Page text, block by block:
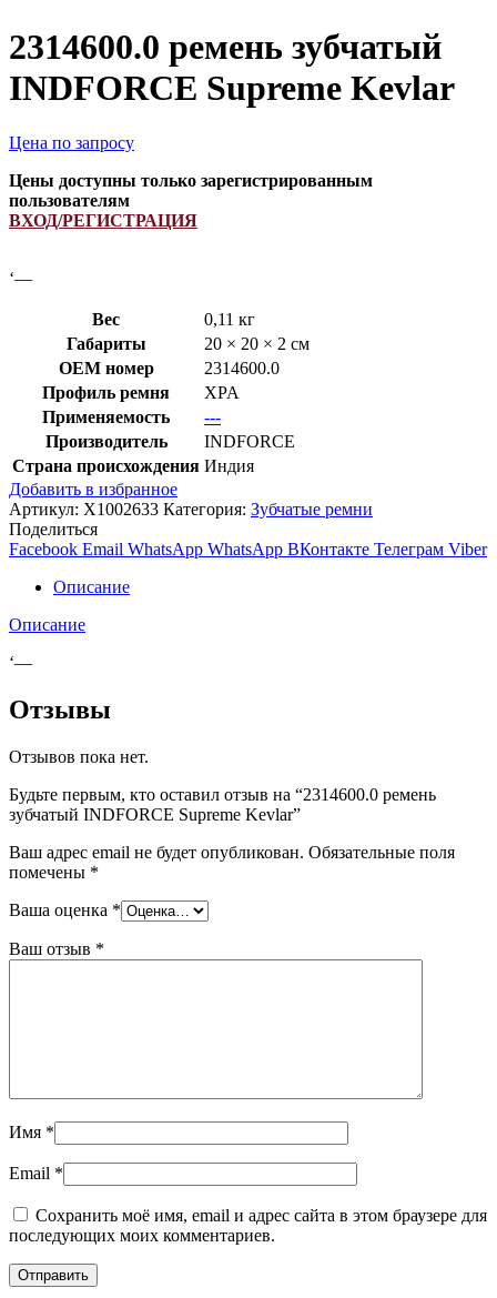
2314600.0 ремень зубчатый
INDFORCE Supreme Kevlar
Цена по запросу
Цены доступны только зарегистрированным
пользователям
ВХОД/РЕГИСТРАЦИЯ
‘—
Вес
0,11 кг
Габариты
20 × 20 × 2 см
OEM номер
2314600.0
Профиль ремня
XPA
Применяемость
---
Производитель
INDFORCE
Страна происхождения Индия
Добавить в избранное
Артикул: X1002633 Категория: Зубчатые ремни
Поделиться
Facebook Email WhatsApp WhatsApp ВКонтакте Телеграм Viber
Описание
Описание
‘—
Отзывы
Отзывов пока нет.
Будьте первым, кто оставил отзыв на “2314600.0 ремень
зубчатый INDFORCE Supreme Kevlar”
Ваш адрес email не будет опубликован. Обязательные поля
помечены *
Ваша оценка *
Ваш отзыв *
Имя *
Email *
Сохранить моё имя, email и адрес сайта в этом браузере для
последующих моих комментариев.